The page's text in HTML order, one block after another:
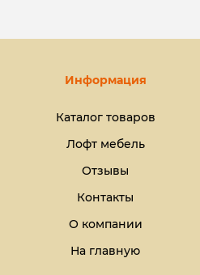
Информация
Каталог товаров
Лофт мебель
Отзывы
Контакты
О компании
На главную